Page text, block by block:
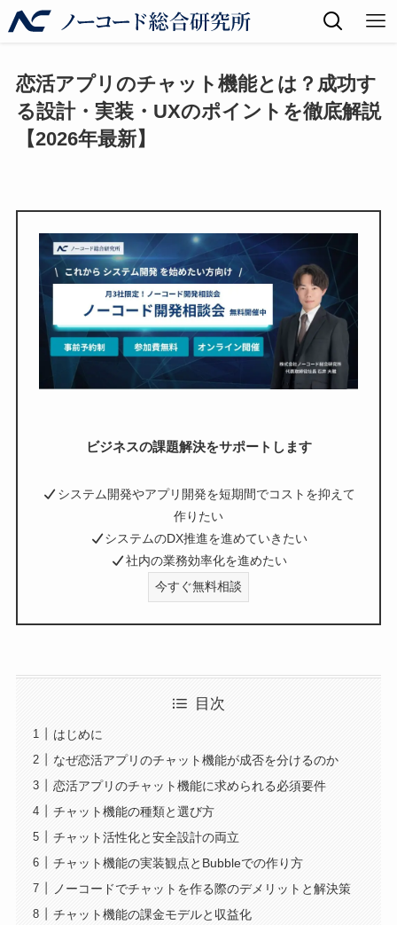
恋活アプリのチャット機能とは？成功す
る設計・実装・UXのポイントを徹底解説
【2026年最新】
ビジネスの課題解決をサポートします
システム開発やアプリ開発を短期間でコストを抑えて
作りたい
システムのDX推進を進めていきたい
社内の業務効率化を進めたい
今すぐ無料相談
目次
はじめに
なぜ恋活アプリのチャット機能が成否を分けるのか
恋活アプリのチャット機能に求められる必須要件
チャット機能の種類と選び方
チャット活性化と安全設計の両立
チャット機能の実装観点とBubbleでの作り方
ノーコードでチャットを作る際のデメリットと解決策
チャット機能の課金モデルと収益化